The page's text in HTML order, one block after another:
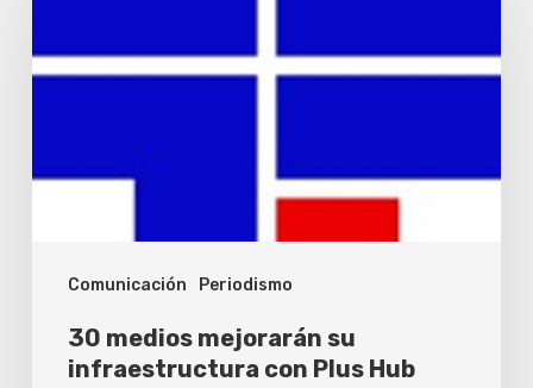
Comunicación Periodismo
su
Plus
30 medios mejorarán su
infraestructura con Plus Hub